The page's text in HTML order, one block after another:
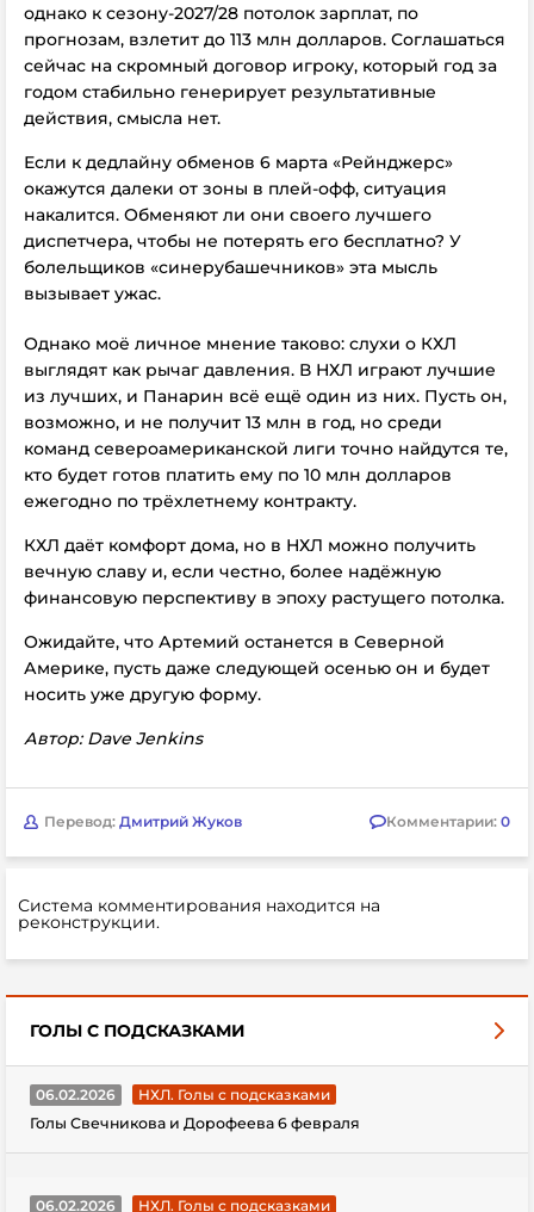
однако к сезону-2027/28 потолок зарплат, по
прогнозам, взлетит до 113 млн долларов. Соглашаться
сейчас на скромный договор игроку, который год за
годом стабильно генерирует результативные
действия, смысла нет.
Если к дедлайну обменов 6 марта «Рейнджерс»
окажутся далеки от зоны в плей-офф, ситуация
накалится. Обменяют ли они своего лучшего
диспетчера, чтобы не потерять его бесплатно? У
болельщиков «синерубашечников» эта мысль
вызывает ужас.
Однако моё личное мнение таково: слухи о КХЛ
выглядят как рычаг давления. В НХЛ играют лучшие
из лучших, и Панарин всё ещё один из них. Пусть он,
возможно, и не получит 13 млн в год, но среди
команд североамериканской лиги точно найдутся те,
кто будет готов платить ему по 10 млн долларов
ежегодно по трёхлетнему контракту.
КХЛ даёт комфорт дома, но в НХЛ можно получить
вечную славу и, если честно, более надёжную
финансовую перспективу в эпоху растущего потолка.
Ожидайте, что Артемий останется в Северной
Америке, пусть даже следующей осенью он и будет
носить уже другую форму.
Автор: Dave Jenkins
Перевод: Дмитрий Жуков Комментарии: 0
Система комментирования находится на
реконструкции.
ГОЛЫ С ПОДСКАЗКАМИ
06.02.2026
НХЛ. Голы с подсказками
Голы Свечникова и Дорофеева 6 февраля
06.02.2026
НХЛ. Голы с подсказками